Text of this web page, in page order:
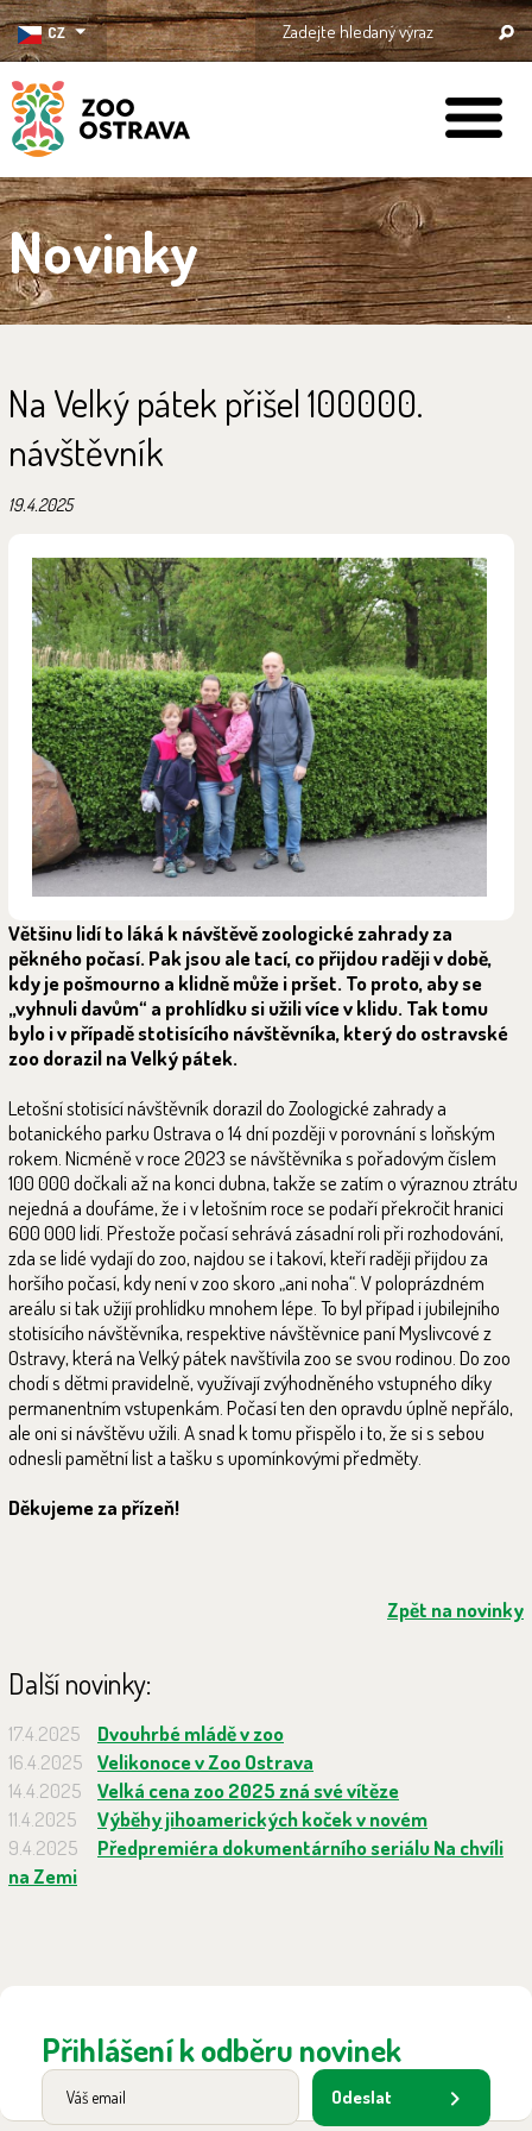
CZ
ZOO Ostrava
Novinky
Na Velký pátek přišel 100000.
návštěvník
19.4.2025
Většinu lidí to láká k návštěvě zoologické zahrady za
pěkného počasí. Pak jsou ale tací, co přijdou raději v době,
kdy je pošmourno a klidně může i pršet. To proto, aby se
„vyhnuli davům“ a prohlídku si užili více v klidu. Tak tomu
bylo i v případě stotisícího návštěvníka, který do ostravské
zoo dorazil na Velký pátek.
Letošní stotisící návštěvník dorazil do Zoologické zahrady a
botanického parku Ostrava o 14 dní později v porovnání s loňským
rokem. Nicméně v roce 2023 se návštěvníka s pořadovým číslem
100 000 dočkali až na konci dubna, takže se zatím o výraznou ztrátu
nejedná a doufáme, že i v letošním roce se podaří překročit hranici
600 000 lidí. Přestože počasí sehrává zásadní roli při rozhodování,
zda se lidé vydají do zoo, najdou se i takoví, kteří raději přijdou za
horšího počasí, kdy není v zoo skoro „ani noha“. V poloprázdném
areálu si tak užijí prohlídku mnohem lépe. To byl případ i jubilejního
stotisícího návštěvníka, respektive návštěvnice paní Myslivcové z
Ostravy, která na Velký pátek navštívila zoo se svou rodinou. Do zoo
chodí s dětmi pravidelně, využívají zvýhodněného vstupného díky
permanentním vstupenkám. Počasí ten den opravdu úplně nepřálo,
ale oni si návštěvu užili. A snad k tomu přispělo i to, že si s sebou
odnesli pamětní list a tašku s upomínkovými předměty.
Děkujeme za přízeň!
Zpět na novinky
Další novinky:
17.4.2025
Dvouhrbé mládě v zoo
16.4.2025
Velikonoce v Zoo Ostrava
14.4.2025
Velká cena zoo 2025 zná své vítěze
11.4.2025
Výběhy jihoamerických koček v novém
9.4.2025
Předpremiéra dokumentárního seriálu Na chvíli
na Zemi
Přihlášení k odběru novinek
Odeslat